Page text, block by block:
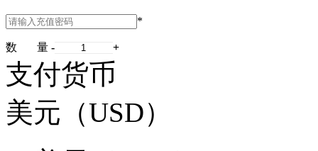
*
数 量 - +
支付货币
美元（USD）